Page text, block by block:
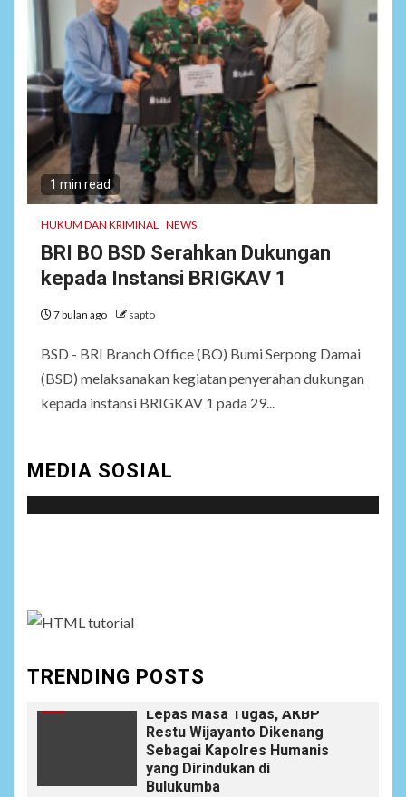
1 min read
HUKUM DAN KRIMINAL NEWS
BRI BO BSD Serahkan Dukungan
kepada Instansi BRIGKAV 1
7 bulan ago sapto
BSD - BRI Branch Office (BO) Bumi Serpong Damai
(BSD) melaksanakan kegiatan penyerahan dukungan
kepada instansi BRIGKAV 1 pada 29...
MEDIA SOSIAL
TRENDING POSTS
6 NEWS
Pemprov Banten Diduga
Kelola Tenaga Ahli Fiktif,
Andra Soni Diminta
Ngomong
7
Wasekbid PB HMI:
Keberhasilan Koperasi
Merah Putih Jadi Kunci
Tegaknya Pasal 33 UUD
Prabowo
8
NEWS
Istri AKP Padlun Alfitri Minta
Perlindungan Hukum,
Satreskrim Polres Batu Bara
Lepas Masa Tugas, AKBP
Restu Wijayanto Dikenang
Sebagai Kapolres Humanis
yang Dirindukan di
Bulukumba